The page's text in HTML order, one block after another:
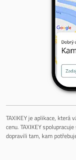
TAXIKEY je aplikace, která
cenu. TAXIKEY
dopravili tam, kam